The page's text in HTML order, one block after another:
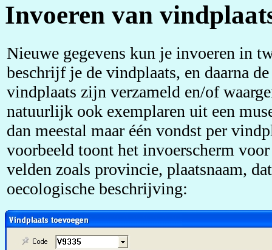
Invoeren van
Nieuwe gegevens kun je invoeren in
beschrijf je de vindplaats, en daarna
vindplaats zijn verzameld en/of
natuurlijk ook exemplaren uit een
dan meestal maar één vondst per
voorbeeld toont het invoerscherm
velden zoals provincie, plaatsnaam,
oecologische beschrijving: